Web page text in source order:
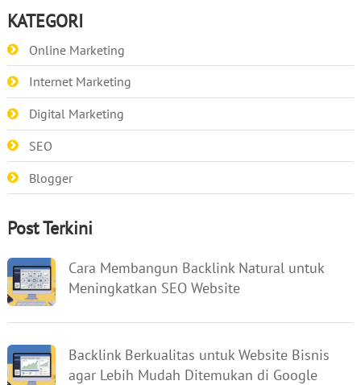
KATEGORI
Online Marketing
Internet Marketing
Digital Marketing
SEO
Blogger
Post Terkini
Cara Membangun Backlink Natural untuk
Meningkatkan SEO Website
Backlink Berkualitas untuk Website Bisnis
agar Lebih Mudah Ditemukan di Google